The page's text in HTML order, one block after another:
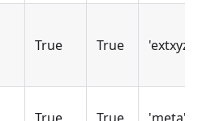
True True 'extxyz'